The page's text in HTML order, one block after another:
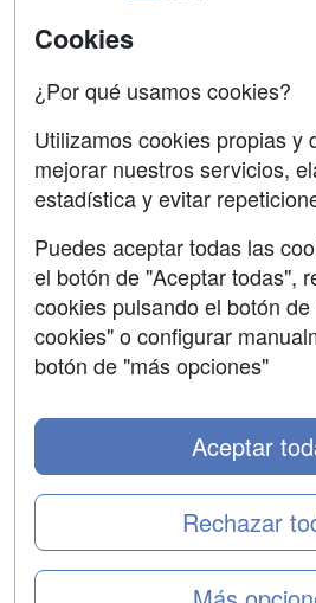
Acceso Centros
Contactar
Confidencialidad
Aviso legal
Copyleft
Cookies
¿Por qué usamos cookies?
Utilizamos cookies propias y
mejorar nuestros servicios,
estadística y evitar
Puedes aceptar todas las
el botón de "Aceptar todas",
cookies pulsando el botón
cookies" o configurar
botón de "más opciones"
Rechazar
Aceptar